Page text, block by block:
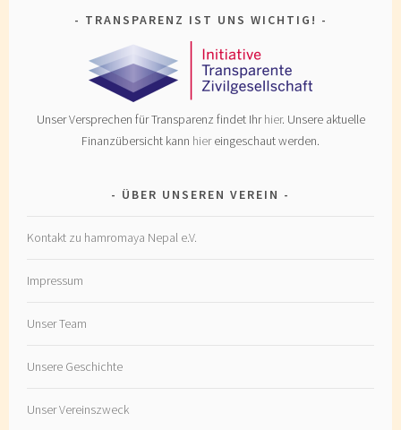
TRANSPARENZ IST UNS WICHTIG!
Unser Versprechen für Transparenz findet Ihrhier. Unsere aktuelle
Finanzübersicht kann hiereingeschaut werden.
ÜBER UNSEREN VEREIN
Kontakt zu hamromaya Nepal e.V.
Impressum
Unser Team
Unsere Geschichte
Unser Vereinszweck